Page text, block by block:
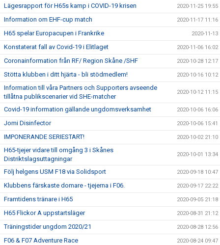
Lägesrapport för H65s kamp i COVID-19 krisen 2020-11-25 19:55
Information om EHF-cup match 2020-11-17 11:16
H65 spelar Europacupen i Frankrike 2020-11-13
Konstaterat fall av Covid-19 i Elitlaget 2020-11-06 16:02
Coronainformation från RF/ Region Skåne /SHF 2020-10-28 12:17
Stötta klubben i ditt hjärta - bli stödmedlem! 2020-10-16 10:12
Information till våra Partners och Supporters avseende
tillåtna publikscenarier vid SHE-matcher
2020-10-12 11:15
Covid-19 information gällande ungdomsverksamhet 2020-10-06 16:06
Jomi Disinfector 2020-10-06 15:41
IMPONERANDE SERIESTART! 2020-10-02 21:10
H65-tjejer vidare till omgång 3 i Skånes
Distriktslagsuttagningar
2020-10-01 13:34
Följ helgens USM F18 via Solidsport 2020-09-18 10:47
Klubbens färskaste domare - tjejerna i F06. 2020-09-17 22:22
Framtidens tränare i H65 2020-09-05 21:18
H65 Flickor A uppstartsläger 2020-08-31 21:12
Träningstider ungdom 2020/21 2020-08-28 12:56
F06 & F07 Adventure Race 2020-08-24 09:47